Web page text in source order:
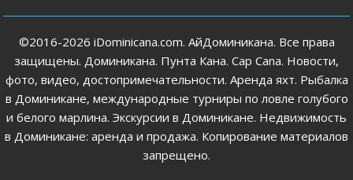
©2016-2026 iDominicana.com. АйДоминикана. Все права
защищены. Доминикана. Пунта Кана. Cap Cana. Новости,
фото, видео, достопримечательности. Аренда яхт. Рыбалка
в Доминикане, международные турниры по ловле голубого
и белого марлина. Экскурсии в Доминикане. Недвижимость
в Доминикане: аренда и продажа. Копирование материалов
запрещено.